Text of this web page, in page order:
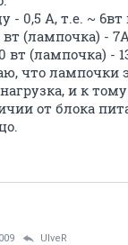
- 0,5 А, т.е. ~
(лампочка) -
вт (лампочка) -
что лампочки
и к
от блока
UlveR